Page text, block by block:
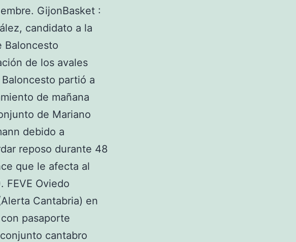
GijonBasket :
candidato a la
Baloncesto
de los avales
partió a
de mañana
de Mariano
debido a
reposo durante 48
que le afecta al
FEVE Oviedo
Cantabria) en
pasaporte
cantabro